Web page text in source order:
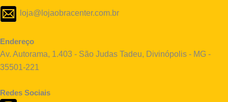
loja@lojaobracenter.com.br
Endereço
Av. Autorama, 1.403 - São Judas Tadeu, Divinópolis - MG -
35501-221
Redes Sociais